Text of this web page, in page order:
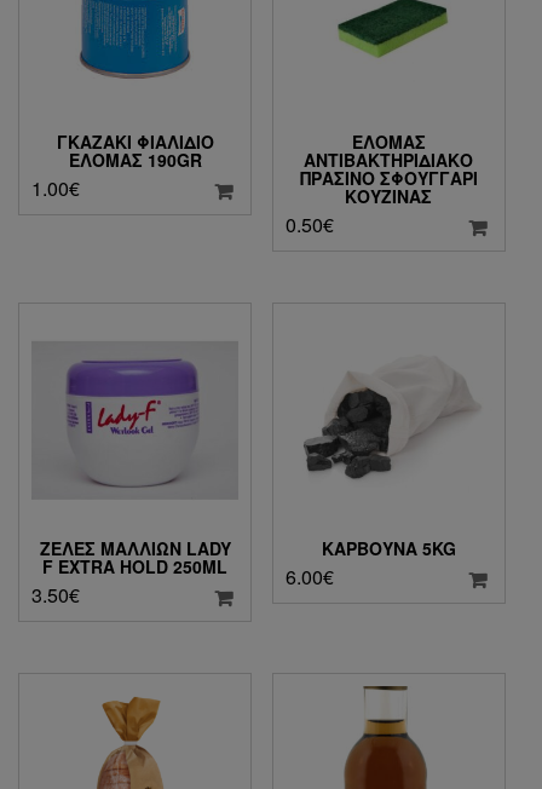
ΓΚΑΖΆΚΙ ΦΙΑΛΊΔΙΟ
ΕΛΟΜΆΣ 190GR
1.00€
ΕΛΟΜΆΣ
ΑΝΤΙΒΑΚΤΗΡΙΔΙΑΚΌ
ΠΡΆΣΙΝΟ ΣΦΟΥΓΓΆΡΙ
ΚΟΥΖΊΝΑΣ
0.50€
ΖΕΛΈΣ ΜΑΛΛΙΏΝ LADY
F EXTRA HOLD 250ML
3.50€
ΚΆΡΒΟΥΝΑ 5KG
6.00€